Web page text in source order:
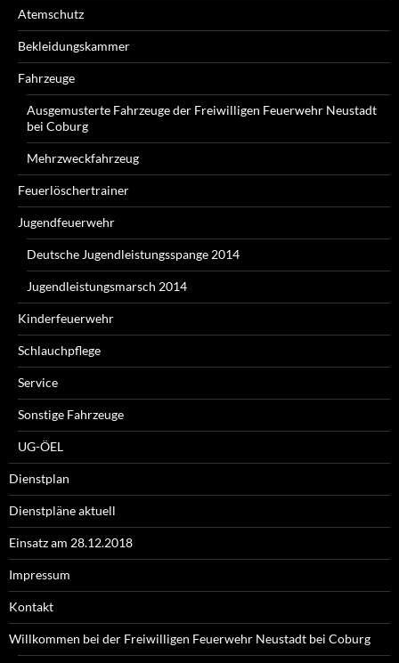
Atemschutz
Bekleidungskammer
Fahrzeuge
Ausgemusterte Fahrzeuge der Freiwilligen Feuerwehr Neustadt
bei Coburg
Mehrzweckfahrzeug
Feuerlöschertrainer
Jugendfeuerwehr
Deutsche Jugendleistungsspange 2014
Jugendleistungsmarsch 2014
Kinderfeuerwehr
Schlauchpflege
Service
Sonstige Fahrzeuge
UG-ÖEL
Dienstplan
Dienstpläne aktuell
Einsatz am 28.12.2018
Impressum
Kontakt
Willkommen bei der Freiwilligen Feuerwehr Neustadt bei Coburg